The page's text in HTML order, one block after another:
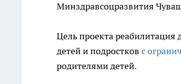
Минздравсоцразвития
Цель проекта
детей и подростков с
родителями детей.